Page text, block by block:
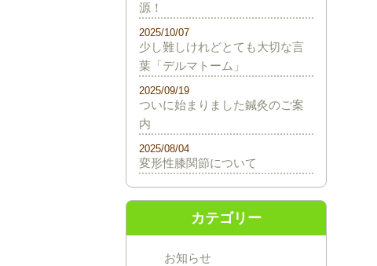
源！
少し難しけれどとても大切な言
葉「デルマトーム」
2025/10/07
ついに始まりました鍼灸のご案
内
2025/09/19
変形性膝関節について
2025/08/04
カテゴリー
お知らせ